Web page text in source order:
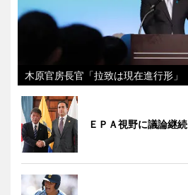
木原官房長官「拉致は現在進行形」
ＥＰＡ視野に議論継続